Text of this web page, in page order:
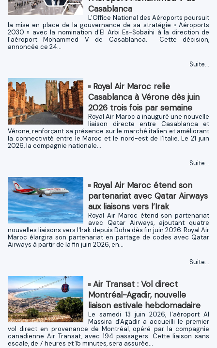
Casablanca
L'Office National des Aéroports poursuit
la mise en place de la gouvernance de sa stratégie « Aéroports
2030 » avec la nomination d'El Arbi Es-Sobaihi à la direction de
l'aéroport Mohammed V de Casablanca. Cette décision,
annoncée ce 24...
Suite...
Royal Air Maroc relie
Casablanca à Vérone dès juin
2026 trois fois par semaine
Royal Air Maroc a inauguré une nouvelle
liaison directe entre Casablanca et
Vérone, renforçant sa présence sur le marché italien et améliorant
la connectivité entre le Maroc et le nord-est de l’Italie. Le 21 juin
2026, la compagnie nationale...
Suite...
Royal Air Maroc étend son
partenariat avec Qatar Airways
aux liaisons vers l’Irak
Royal Air Maroc étend son partenariat
avec Qatar Airways, ajoutant quatre
nouvelles liaisons vers l'Irak depuis Doha dès fin juin 2026. Royal Air
Maroc élargira son partenariat en partage de codes avec Qatar
Airways à partir de la fin juin 2026, en...
Suite...
Air Transat : Vol direct
Montréal-Agadir, nouvelle
liaison estivale hebdomadaire
Le samedi 13 juin 2026, l'aéroport Al
Massira d'Agadir a accueilli le premier
vol direct en provenance de Montréal, opéré par la compagnie
canadienne Air Transat, avec 194 passagers. Cette liaison sans
escale, de 7 heures et 15 minutes, sera assurée...